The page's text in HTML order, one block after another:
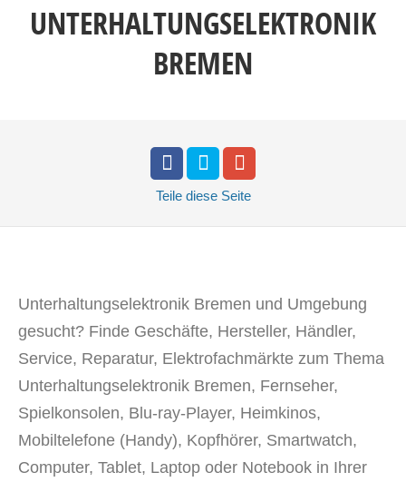
UNTERHALTUNGSELEKTRONIK
BREMEN
Teile diese Seite
Unterhaltungselektronik Bremen und Umgebung
gesucht? Finde Geschäfte, Hersteller, Händler,
Service, Reparatur, Elektrofachmärkte zum Thema
Unterhaltungselektronik Bremen, Fernseher,
Spielkonsolen, Blu-ray-Player, Heimkinos,
Mobiltelefone (Handy), Kopfhörer, Smartwatch,
Computer, Tablet, Laptop oder Notebook in Ihrer